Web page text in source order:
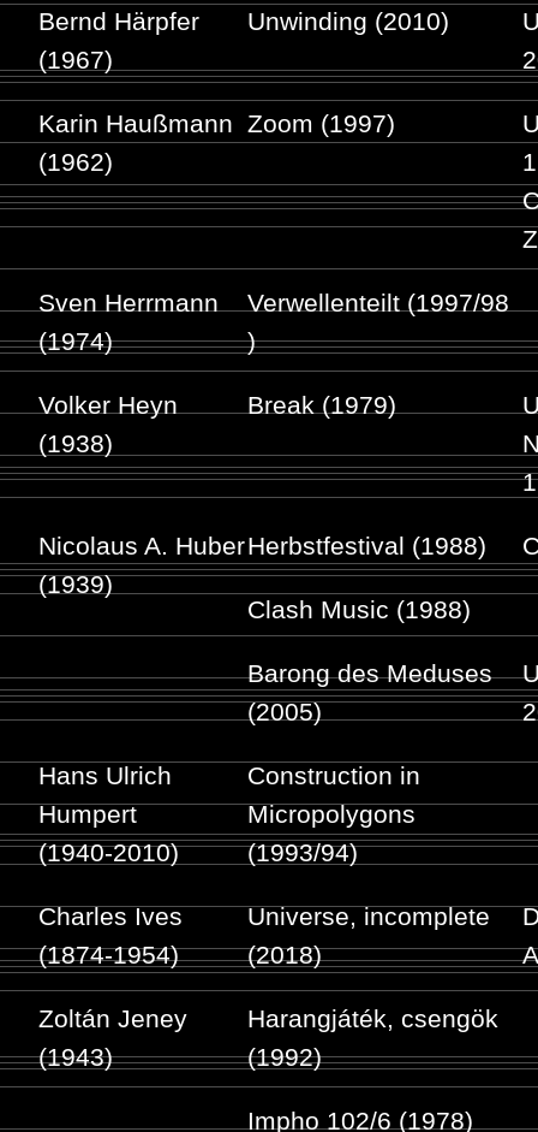
Bernd Härpfer
(1967)
Unwinding (2010)
Karin Haußmann
(1962)
Zoom (1997)
Sven Herrmann
(1974)
Verwellenteilt (1997/98
)
Volker Heyn
(1938)
Break (1979)
Nicolaus A. Huber
(1939)
Herbstfestival (1988)
Clash Music (1988)
Barong des Meduses
(2005)
Hans Ulrich
Humpert
(1940-2010)
Construction in
Micropolygons
(1993/94)
Charles Ives
(1874-1954)
Universe, incomplete
(2018)
Zoltán Jeney
(1943)
Harangjáték, csengök
(1992)
Impho 102/6 (1978)